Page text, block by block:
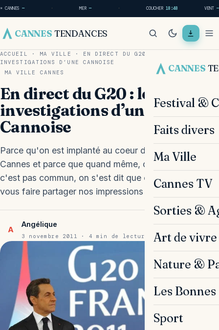
☀ CANNES — · MER— · COUCHER18:48 VENT —
CANNES TENDANCES
CANNES
Festival &
Faits divers
Ma Ville
Cannes TV
Sorties &
Art de vivre
Nature &
Les
Sport
ACCUEIL · MA VILLE · EN DIRECT DU G20 : LES
INVESTIGATIONS D’UNE CANNOISE
MA VILLE
CANNES
En direct du G20 : les
investigations d’une
Cannoise
Parce qu'on est implanté au coeur de la ville de
Cannes et parce que quand même, ce qu'il se passe
c'est pas commun, on s'est dit que ce serait bien de
vous faire partager nos impressions !
A
Angélique
3 novembre 2011 · 4 min de lecture